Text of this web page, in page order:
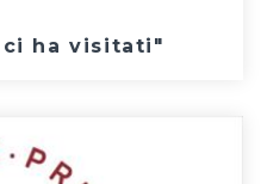
ha visitati"